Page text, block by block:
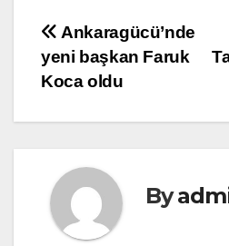
Yazı
gezinmesi
Ankaragücü’nde
yeni başkan Faruk
Koca oldu
By